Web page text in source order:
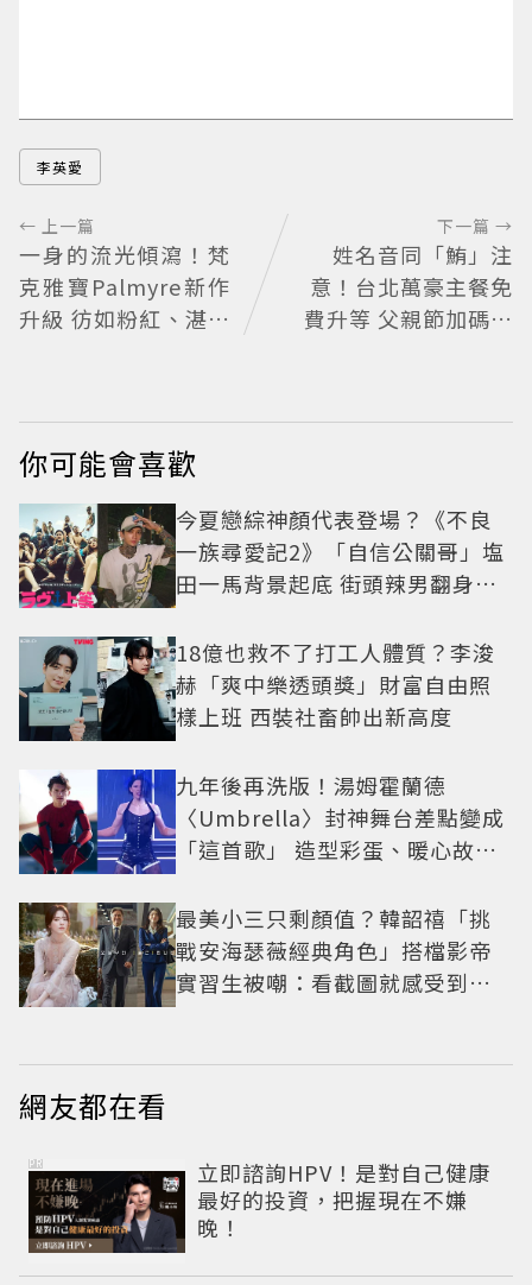
李英愛
← 上一篇
一身的流光傾瀉！梵
克雅寶Palmyre新作
升級 彷如粉紅、湛藍
下一篇 →
姓名音同「鮪」注
意！台北萬豪主餐免
費升等 父親節加碼鮪
你可能會喜歡
今夏戀綜神顏代表登場？《不良
一族尋愛記2》「自信公關哥」塩
田一馬背景起底 街頭辣男翻身當
18億也救不了打工人體質？李浚
赫「爽中樂透頭獎」財富自由照
樣上班 西裝社畜帥出新高度
九年後再洗版！湯姆霍蘭德
〈Umbrella〉封神舞台差點變成
「這首歌」 造型彩蛋、暖心故事
最美小三只剩顏值？韓韶禧「挑
戰安海瑟薇經典角色」搭檔影帝
實習生被嘲：看截圖就感受到演
網友都在看
立即諮詢HPV！是對自己健康
最好的投資，把握現在不嫌
晚！
PR